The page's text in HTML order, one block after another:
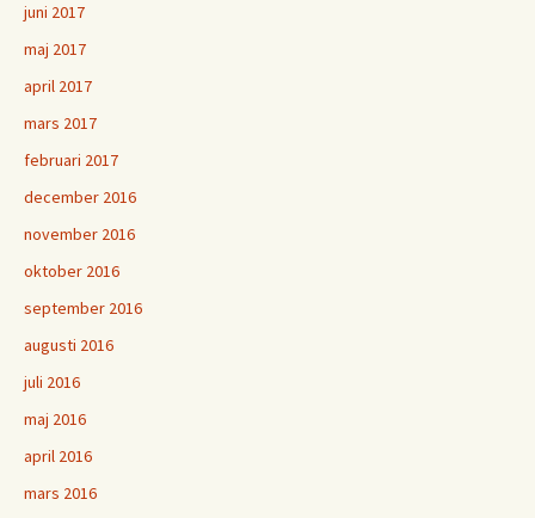
juni 2017
maj 2017
april 2017
mars 2017
februari 2017
december 2016
november 2016
oktober 2016
september 2016
augusti 2016
juli 2016
maj 2016
april 2016
mars 2016